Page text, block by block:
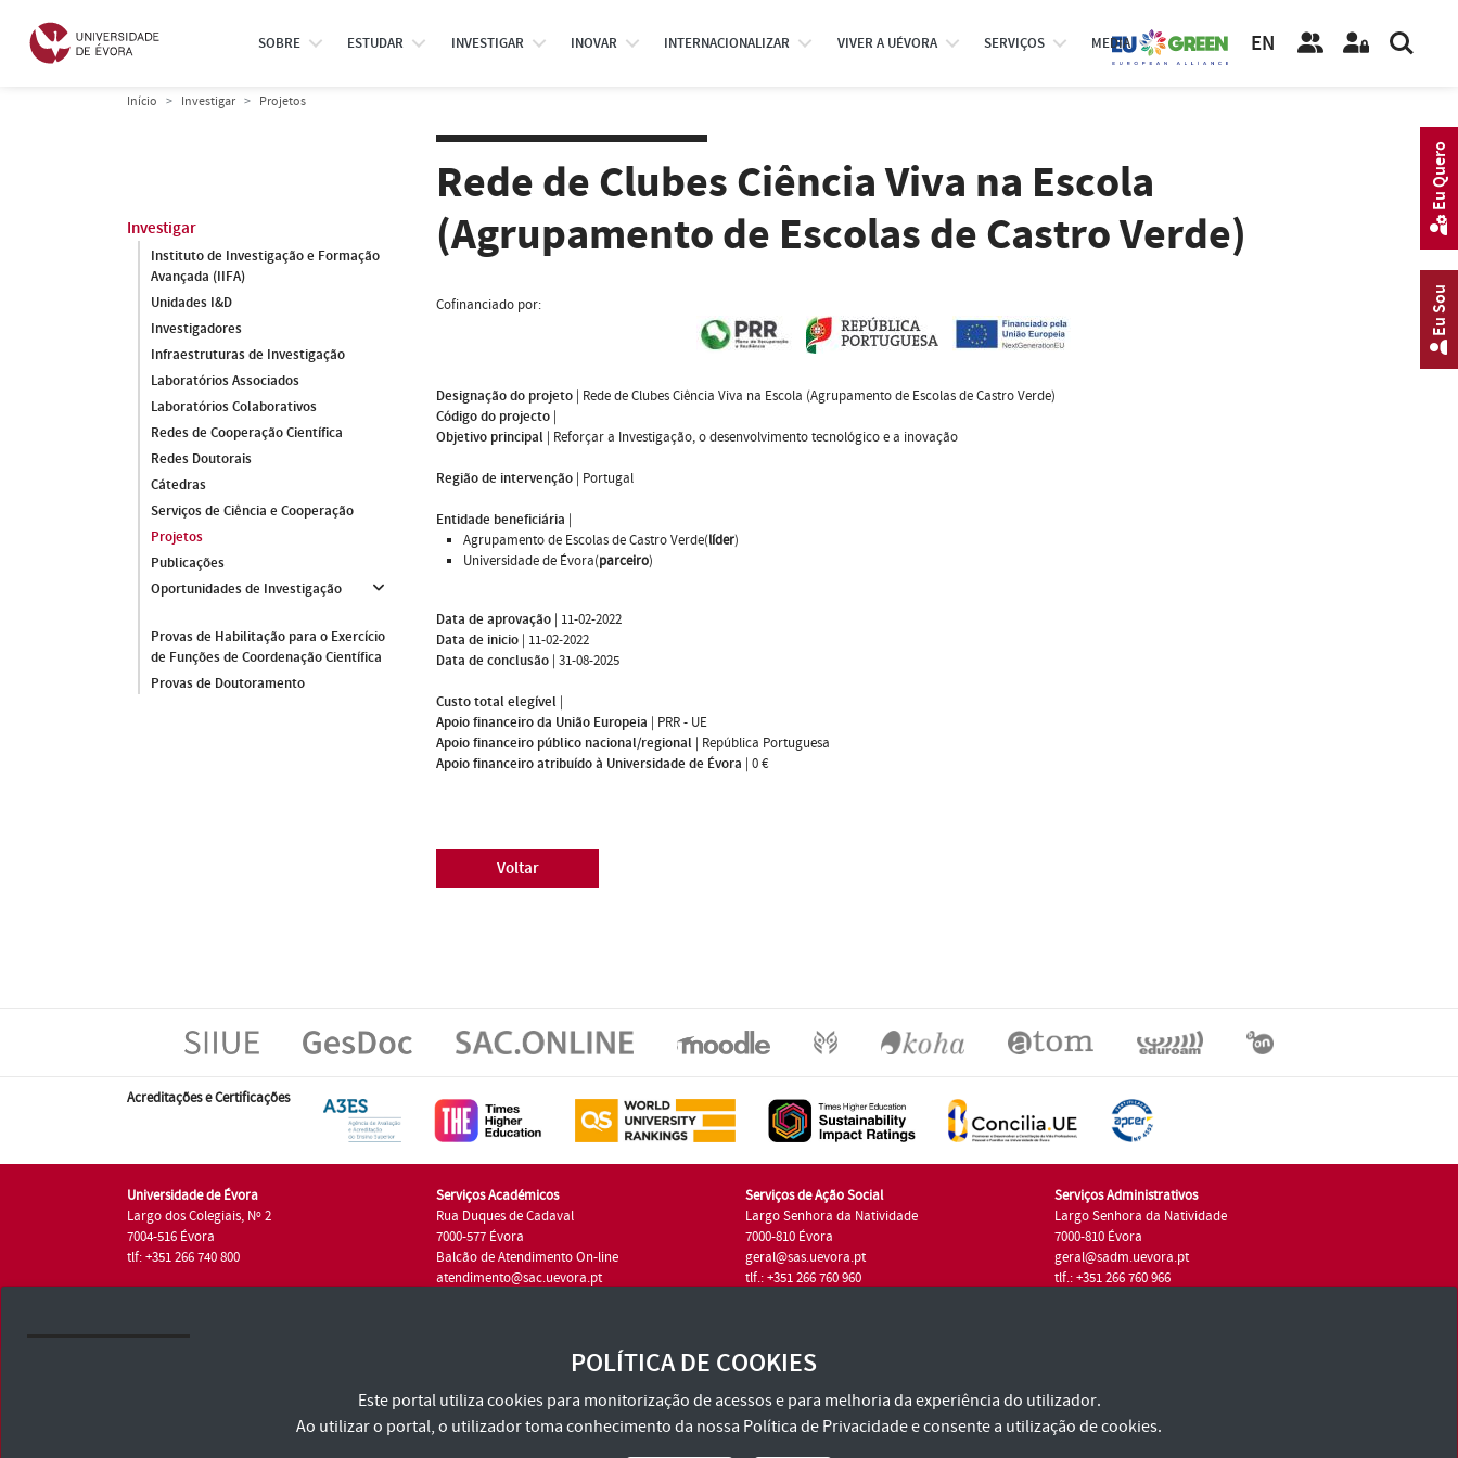
SOBRE ESTUDAR INVESTIGAR INOVAR INTERNACIONALIZAR VIVER A UÉVORA SERVIÇOS MEDIA EN
Início Investigar Projetos
Investigar
Instituto de Investigação e Formação
Avançada (IIFA)
Unidades I&D
Investigadores
Infraestruturas de Investigação
Laboratórios Associados
Laboratórios Colaborativos
Redes de Cooperação Científica
Redes Doutorais
Cátedras
Serviços de Ciência e Cooperação
Projetos
Publicações
Oportunidades de Investigação
Provas de Habilitação para o Exercício
de Funções de Coordenação Científica
Provas de Doutoramento
Rede de Clubes Ciência Viva na Escola
(Agrupamento de Escolas de Castro Verde)
Cofinanciado por:
Designação do projeto | Rede de Clubes Ciência Viva na Escola (Agrupamento de Escolas de Castro Verde)
Código do projecto |
Objetivo principal | Reforçar a Investigação, o desenvolvimento tecnológico e a inovação
Região de intervenção | Portugal
Entidade beneficiária |
Agrupamento de Escolas de Castro Verde(líder)
Universidade de Évora(parceiro)
Data de aprovação | 11-02-2022
Data de inicio | 11-02-2022
Data de conclusão | 31-08-2025
Custo total elegível |
Apoio financeiro da União Europeia | PRR - UE
Apoio financeiro público nacional/regional | República Portuguesa
Apoio financeiro atribuído à Universidade de Évora | 0 €
Voltar
Acreditações e Certificações
Universidade de Évora
Largo dos Colegiais, Nº 2
7004-516 Évora
tlf: +351 266 740 800
Serviços Académicos
Rua Duques de Cadaval
7000-577 Évora
Balcão de Atendimento On-line
atendimento@sac.uevora.pt
Serviços de Ação Social
Largo Senhora da Natividade
7000-810 Évora
geral@sas.uevora.pt
tlf.: +351 266 760 960
Serviços Administrativos
Largo Senhora da Natividade
7000-810 Évora
geral@sadm.uevora.pt
tlf.: +351 266 760 966
Consulte os Termos e Condições e Política de Privacidade
Eu Sou
Eu Quero
POLÍTICA DE COOKIES
Este portal utiliza cookies para monitorização de acessos e para melhoria da experiência do utilizador.
Ao utilizar o portal, o utilizador toma conhecimento da nossa Política de Privacidadee consente a utilização de cookies.